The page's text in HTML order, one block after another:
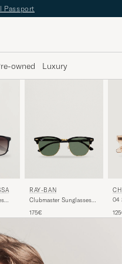
Passport
owned Luxury
RAY-BAN
Clubmaster Sunglasses
175€
04